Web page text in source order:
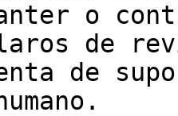
o
de
de